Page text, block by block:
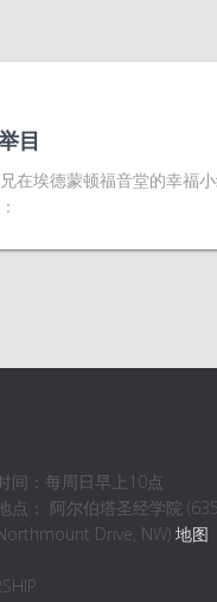
目
在埃德蒙顿福音堂的幸福
间：每周日早上10点
点： 阿尔伯塔圣经学院 (635
Drive, NW) 地图